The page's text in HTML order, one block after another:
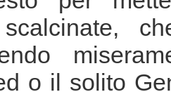
scalcinate,
o il solito